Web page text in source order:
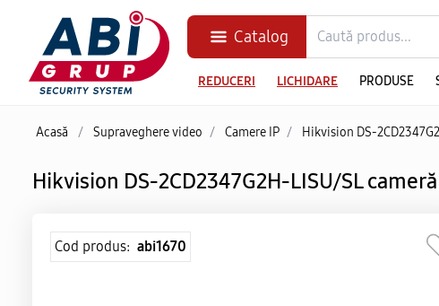
Catalog
REDUCERI LICHIDARE PRODUSE
Acasă / Supraveghere video / Camere IP / Hikvision DS-
Hikvision DS-2CD2347G2H-LISU/SL
Cod produs: abi1670